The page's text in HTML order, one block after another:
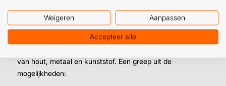
Waarvoor gebruik je de spuitbus mat
zwart?
van hout, metaal en kunststof. Een greep uit de
mogelijkheden:
Weigeren Aanpassen
Accepteer alle